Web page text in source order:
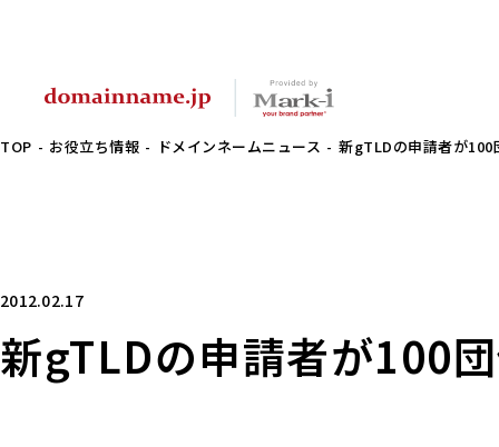
TOP お役立ち情報 ドメインネームニュース 新gTLDの申請者が100
2012.02.17
新gTLDの申請者が100